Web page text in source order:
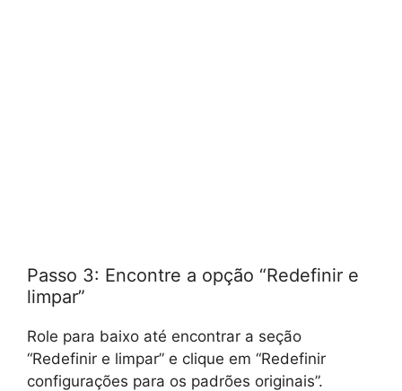
Passo 3: Encontre a opção “Redefinir e
limpar”
Role para baixo até encontrar a seção
“Redefinir e limpar” e clique em “Redefinir
configurações para os padrões originais”.